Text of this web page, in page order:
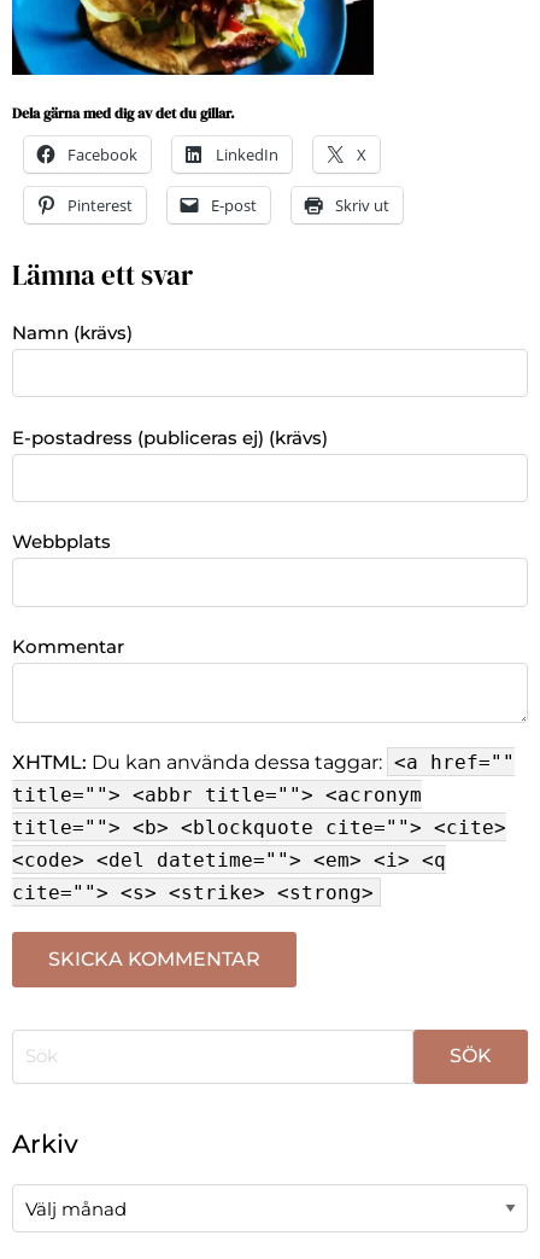
Dela gärna med dig av det du gillar.
Facebook LinkedIn X
Pinterest E-post Skriv ut
Lämna ett svar
Namn (krävs)
E-postadress (publiceras ej) (krävs)
Webbplats
Kommentar
XHTML: Du kan använda dessa taggar: <a href=""
title=""> <abbr title=""> <acronym
title=""> <b> <blockquote cite=""> <cite>
<code> <del datetime=""> <em> <i> <q
cite=""> <s> <strike> <strong>
Arkiv